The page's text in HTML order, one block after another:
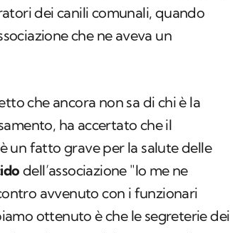
dei canili comunali, quando
che ne aveva un
che ancora non sa di chi è la
ha accertato che il
un fatto grave per la salute delle
dell’associazione "Io me ne
avvenuto con i funzionari
ottenuto è che le segreterie dei